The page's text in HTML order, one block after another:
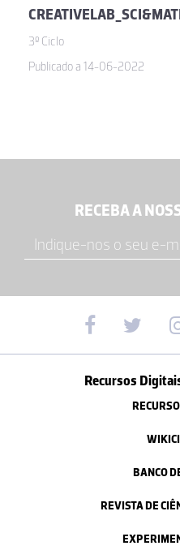
3º Ciclo
Publicado a 14-06-2022
RECEBA A
Recursos
BANCO
REVISTA DE